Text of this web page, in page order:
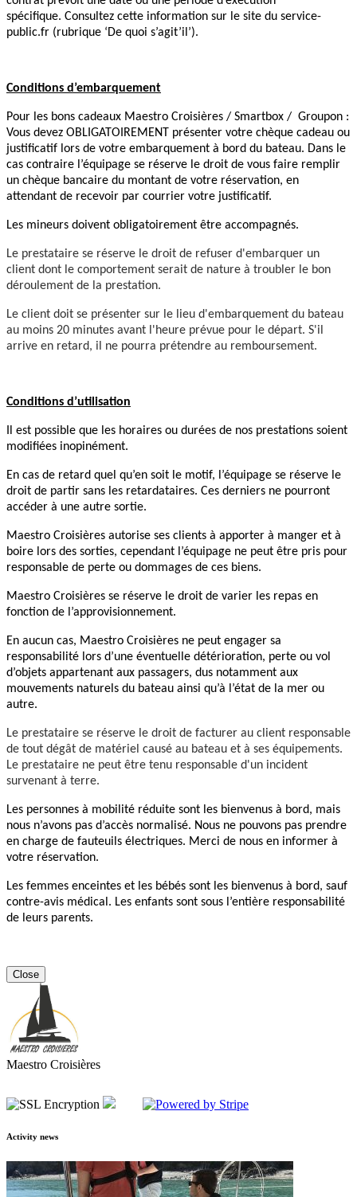
spécifique. Consultez cette information sur le site du service-
public.fr (rubrique ‘De quoi s’agit’il’).
Conditions d’embarquement
Pour les bons cadeaux Maestro Croisières / Smartbox / Groupon :
Vous devez OBLIGATOIREMENT présenter votre chèque cadeau ou
justificatif lors de votre embarquement à bord du bateau. Dans le
cas contraire l’équipage se réserve le droit de vous faire remplir
un chèque bancaire du montant de votre réservation, en
attendant de recevoir par courrier votre justificatif.
Les mineurs doivent obligatoirement être accompagnés.
Le prestataire se réserve le droit de refuser d'embarquer un
client dont le comportement serait de nature à troubler le bon
déroulement de la prestation.
Le client doit se présenter sur le lieu d'embarquement du bateau
au moins 20 minutes avant l'heure prévue pour le départ. S'il
arrive en retard, il ne pourra prétendre au remboursement.
Conditions d’utilisation
Il est possible que les horaires ou durées de nos prestations soient
modifiées inopinément.
En cas de retard quel qu’en soit le motif, l’équipage se réserve le
droit de partir sans les retardataires. Ces derniers ne pourront
accéder à une autre sortie.
Maestro Croisières autorise ses clients à apporter à manger et à
boire lors des sorties, cependant l’équipage ne peut être pris pour
responsable de perte ou dommages de ces biens.
Maestro Croisières se réserve le droit de varier les repas en
fonction de l’approvisionnement.
En aucun cas, Maestro Croisières ne peut engager sa
responsabilité lors d’une éventuelle détérioration, perte ou vol
d’objets appartenant aux passagers, dus notamment aux
mouvements naturels du bateau ainsi qu’à l’état de la mer ou
autre.
Le prestataire se réserve le droit de facturer au client responsable
de tout dégât de matériel causé au bateau et à ses équipements.
Le prestataire ne peut être tenu responsable d'un incident
survenant à terre.
Les personnes à mobilité réduite sont les bienvenus à bord, mais
nous n’avons pas d’accès normalisé. Nous ne pouvons pas prendre
en charge de fauteuils électriques. Merci de nous en informer à
votre réservation.
Les femmes enceintes et les bébés sont les bienvenus à bord, sauf
contre-avis médical. Les enfants sont sous l’entière responsabilité
de leurs parents.
Close
Maestro Croisières
Activity news